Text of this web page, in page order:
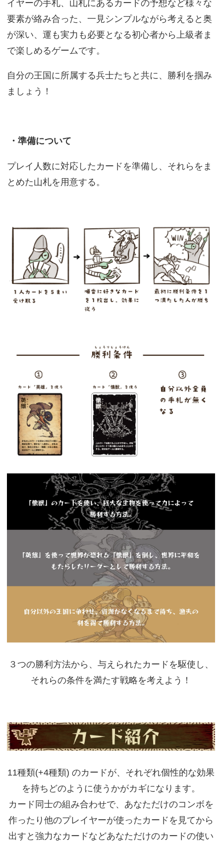
イヤーの手札、山札にあるカードの予想など様々な
要素が絡み合った、一見シンプルながら考えると奥
が深い、運も実力も必要となる初心者から上級者ま
で楽しめるゲームです。
自分の王国に所属する兵士たちと共に、勝利を掴み
ましょう！
・準備について
プレイ人数に対応したカードを準備し、それらをま
とめた山札を用意する。
３つの勝利方法から、与えられたカードを駆使し、
それらの条件を満たす戦略を考えよう！
11種類(+4種類) のカードが、それぞれ個性的な効果
を持ちどのように使うかがカギになります。
カード同士の組み合わせで、あなただけのコンボを
作ったり他のプレイヤーが使ったカードを見てから
出すと強力なカードなどあなただけのカードの使い